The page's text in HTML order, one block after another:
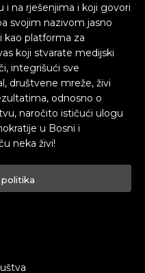
i na rješenjima i koji govori
svojim nazivom jasno
kao platforma za
koji stvarate medijski
integrišući sve
društvene mreže, živi
odnosno o
naročito ističući ulogu
u Bosni i
neka živi!
politika